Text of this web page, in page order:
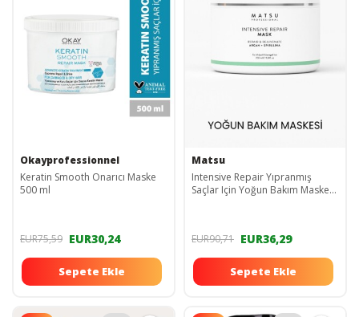
Okayprofessionnel
Keratin Smooth Onarıcı Maske
500 ml
EUR75,59 EUR30,24
Sepete Ekle
Matsu
Intensive Repair Yıpranmış
Saçlar Için Yoğun Bakım Maskesi
EUR90,71 EUR36,29
Sepete Ekle